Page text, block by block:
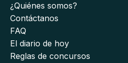
¿Quiénes somos?
Contáctanos
FAQ
El diario de hoy
Reglas de concursos